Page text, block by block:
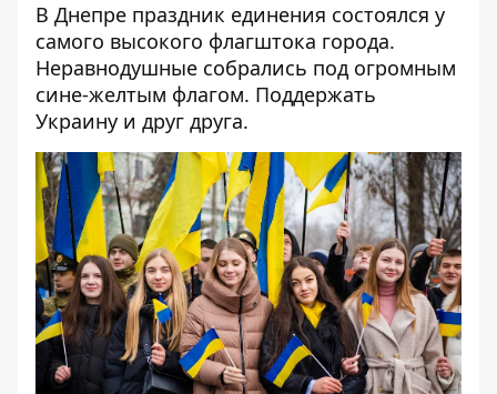
В Днепре праздник единения состоялся у
самого высокого флагштока города.
Неравнодушные собрались под огромным
сине-желтым флагом. Поддержать
Украину и друг друга.